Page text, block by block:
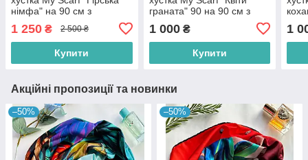
німфа" на 90 см з
1 250 ₴ 2 500 ₴
Купити
граната" 90 на 90 см з
1 000₴
Купити
1
Акційні пропозиції та новинки
–50% –50%